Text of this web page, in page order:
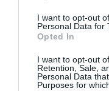
I want to opt-out
Personal Data for
Opted In
I want to opt-out
Retention, Sale,
Personal Data
Purposes for
Los nuevos
Bolsa de SpaceX,
Sí, pero con
serían eventos